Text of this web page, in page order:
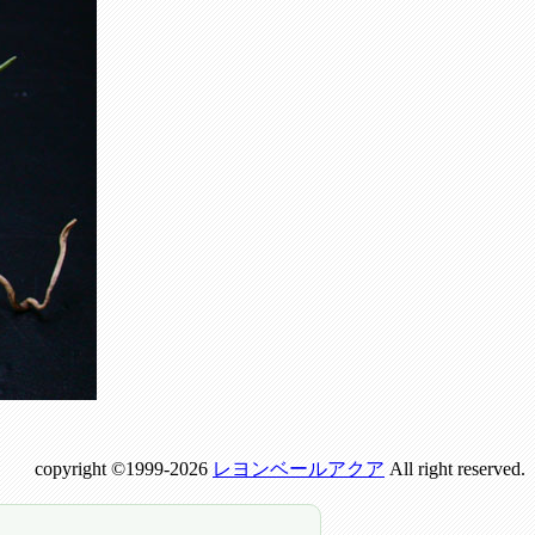
copyright ©1999-2026 レヨンベールアクア All right reserved.